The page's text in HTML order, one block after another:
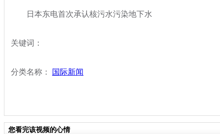
日本东电首次承认核污水污染地下水
关键词：
分类名称： 国际新闻
您看完该视频的心情